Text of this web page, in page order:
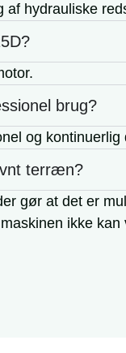
af hydrauliske
brug?
og kontinuerlig
terræn?
gør at det er
ikke